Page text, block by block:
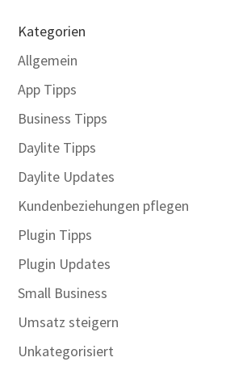
Kategorien
Allgemein
App Tipps
Business Tipps
Daylite Tipps
Daylite Updates
Kundenbeziehungen pflegen
Plugin Tipps
Plugin Updates
Small Business
Umsatz steigern
Unkategorisiert